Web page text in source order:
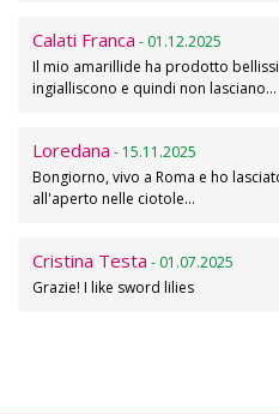
Calati Franca - 01.12.2025
Il mio amarillide ha prodotto
ingialliscono e quindi non lasciano…
Loredana - 15.11.2025
Bongiorno, vivo a Roma e ho
all'aperto nelle ciotole…
Cristina Testa - 01.07.2025
Grazie! I like sword lilies